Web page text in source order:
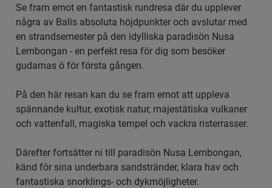
Se fram emot en fantastisk rundresa där du upplever
några av Balis absoluta höjdpunkter och avslutar med
en strandsemester på den idylliska paradisön Nusa
Lembongan - en perfekt resa för dig som besöker
gudarnas ö för första gången.
På den här resan kan du se fram emot att uppleva
spännande kultur, exotisk natur, majestätiska vulkaner
och vattenfall, magiska tempel och vackra risterrasser.
Därefter fortsätter ni till paradisön Nusa Lembongan,
känd för sina underbara sandstränder, klara hav och
fantastiska snorklings- och dykmöjligheter.